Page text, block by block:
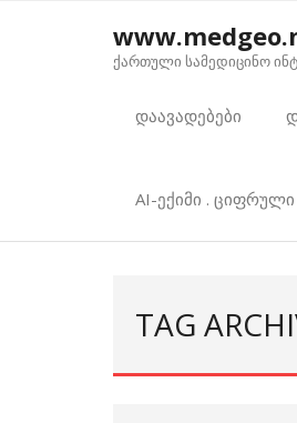
ქართული სამედიცინო
დაავადებები
AI-ექიმი .
TAG